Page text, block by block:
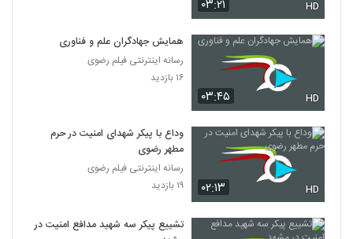
۰۳:۲۱ HD
۰۳:۴۵ HD
همایش جهادگران علم و فناوری
رسانه اینترنتی فیلم رضوی
۱۶ بازدید
۰۲:۱۳ HD
وداع با پیکر شهدای امنیت در حرم
مطهر رضوی
رسانه اینترنتی فیلم رضوی
۱۹ بازدید
تشییع پیکر سه شهید مدافع امنیت در